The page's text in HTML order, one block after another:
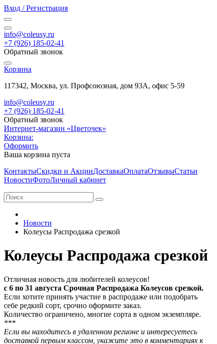
Вход / Регистрация
info@coleusy.ru
+7 (926) 185-02-41
Обратный звонок
Корзина
117342, Москва, ул. Профсоюзная, дом 93А, офис 5-59
info@coleusy.ru
+7 (926) 185-02-41
Обратный звонок
Интернет-магазин «Цветочек»
Корзина:
Оформить
Ваша корзина пуста
КонтактыСкидки и АкцииДоставкаОплатаОтзывыСтатьи
НовостиФотоЛичный кабинет
Новости
Колеусы Распродажа срезкой
Колеусы Распродажа срезкой
Отличная новость для любителей колеусов!
с 6 по 31 августа Срочная Распродажа Колеусов срезкой.
Если хотите принять участие в распродаже или подобрать
себе редкий сорт, срочно оформите заказ.
Количество ограничено, многие сорта в одном экземпляре.
***
Если вы находитесь в удаленном регионе и интересуетесь
доставкой первым классом, укажите это в комментариях к